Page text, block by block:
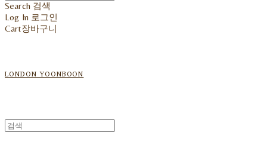
Search 검색
Log In 로그인
Cart장바구니
LONDON YOONBOON